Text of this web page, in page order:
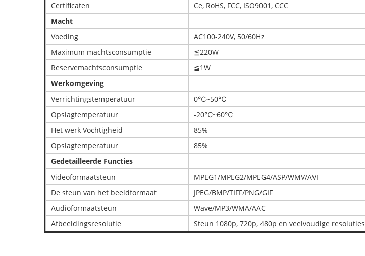
Certificaten
Ce, RoHS, FCC, ISO9001, CCC
Macht
Voeding
AC100-240V, 50/60Hz
Maximum machtsconsumptie
≦220W
Reservemachtsconsumptie
≦1W
Werkomgeving
Verrichtingstemperatuur
0℃~50℃
Opslagtemperatuur
-20℃~60℃
Het werk Vochtigheid
85%
Opslagtemperatuur
85%
Gedetailleerde Functies
Videoformaatsteun
MPEG1/MPEG2/MPEG4/ASP/WMV/AVI
De steun van het beeldformaat
JPEG/BMP/TIFF/PNG/GIF
Audioformaatsteun
Wave/MP3/WMA/AAC
Afbeeldingsresolutie
Steun 1080p, 720p, 480p en veelvoudige resoluties